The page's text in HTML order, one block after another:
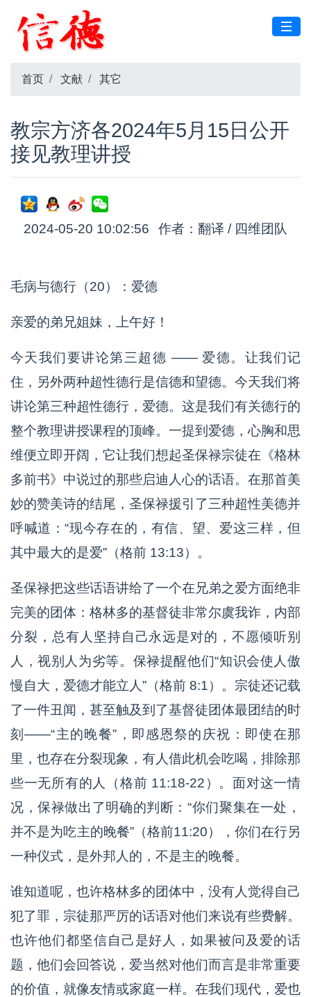
首页 文献 其它
教宗方济各2024年5月15日公开
接见教理讲授
2024-05-20 10:02:56 作者：翻译 / 四维团队
毛病与德行（20）：爱德
亲爱的弟兄姐妹，上午好！
今天我们要讲论第三超德 —— 爱德。让我们记
住，另外两种超性德行是信德和望德。今天我们将
讲论第三种超性德行，爱德。这是我们有关德行的
整个教理讲授课程的顶峰。一提到爱德，心胸和思
维便立即开阔，它让我们想起圣保禄宗徒在《格林
多前书》中说过的那些启迪人心的话语。在那首美
妙的赞美诗的结尾，圣保禄援引了三种超性美德并
呼喊道：“现今存在的，有信、望、爱这三样，但
其中最大的是爱”（格前 13:13）。
圣保禄把这些话语讲给了一个在兄弟之爱方面绝非
完美的团体：格林多的基督徒非常尔虞我诈，内部
分裂，总有人坚持自己永远是对的，不愿倾听别
人，视别人为劣等。保禄提醒他们“知识会使人傲
慢自大，爱德才能立人”（格前 8:1）。宗徒还记载
了一件丑闻，甚至触及到了基督徒团体最团结的时
刻——“主的晚餐”，即感恩祭的庆祝：即使在那
里，也存在分裂现象，有人借此机会吃喝，排除那
些一无所有的人（格前 11:18-22）。面对这一情
况，保禄做出了明确的判断：“你们聚集在一处，
并不是为吃主的晚餐”（格前11:20），你们在行另
一种仪式，是外邦人的，不是主的晚餐。
谁知道呢，也许格林多的团体中，没有人觉得自己
犯了罪，宗徒那严厉的话语对他们来说有些费解。
也许他们都坚信自己是好人，如果被问及爱的话
题，他们会回答说，爱当然对他们而言是非常重要
的价值，就像友情或家庭一样。在我们现代，爱也